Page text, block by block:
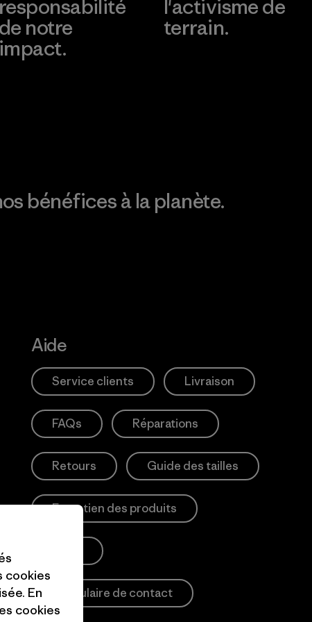
responsabilité
de notre
impact.
l'activisme de
terrain.
bénéfices à la planète.
Aide
Service clients Livraison
FAQs Réparations
Retours Guide des tailles
Entretien des produits
Formulaire de contact
cookies
En
cookies